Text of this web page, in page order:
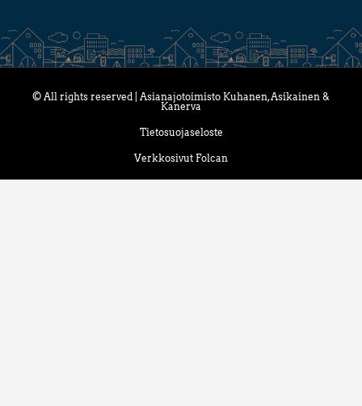
© All rights reserved | Asianajotoimisto Kuhanen, Asikainen &
Kanerva
Tietosuojaseloste
Verkkosivut Folcan